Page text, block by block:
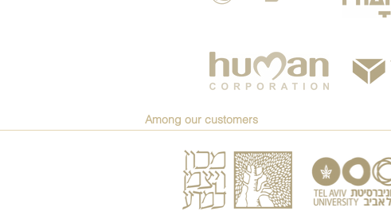
Among our customers